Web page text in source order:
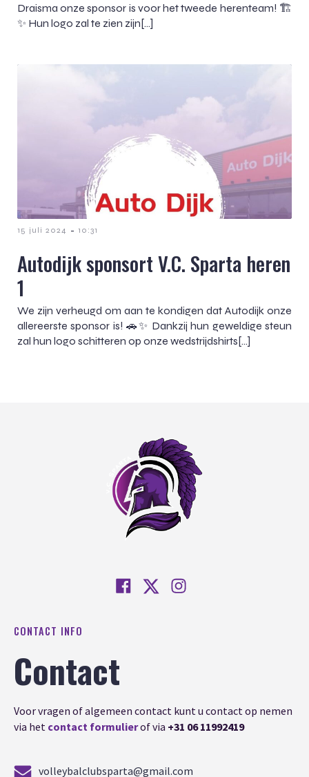
Draisma onze sponsor is voor het tweede herenteam! 🏗️
✨ Hun logo zal te zien zijn[…]
15 juli 2024 - 10:31
Autodijk sponsort V.C. Sparta heren
1
We zijn verheugd om aan te kondigen dat Autodijk onze
allereerste sponsor is! 🚗✨ Dankzij hun geweldige steun
zal hun logo schitteren op onze wedstrijdshirts[…]
CONTACT INFO
Contact
Voor vragen of algemeen contact kunt u contact op nemen
via het contact formulierof via +31 06 11992419
volleybalclubsparta@gmail.com